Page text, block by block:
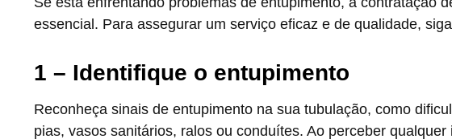
essencial. Para assegurar um serviço eficaz e de qualidade,
1 – Identifique o entupimento
Reconheça sinais de entupimento na sua tubulação, como
pias, vasos sanitários, ralos ou conduítes. Ao perceber qualquer